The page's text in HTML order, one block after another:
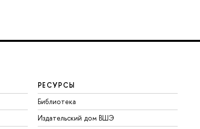
РЕСУРСЫ
Библиотека
Издательский дом ВШЭ